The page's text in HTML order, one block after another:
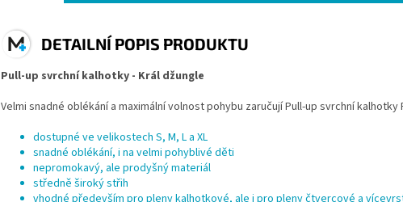
DETAILNÍ POPIS PRODUKTU
Pull-up svrchní kalhotky - Král džungle
Velmi snadné oblékání a maximální volnost pohybu zaručují Pull-up svrchní
dostupné ve velikostech S, M, L a XL
snadné oblékání, i na velmi pohyblivé děti
nepromokavý, ale prodyšný materiál
středně široký střih